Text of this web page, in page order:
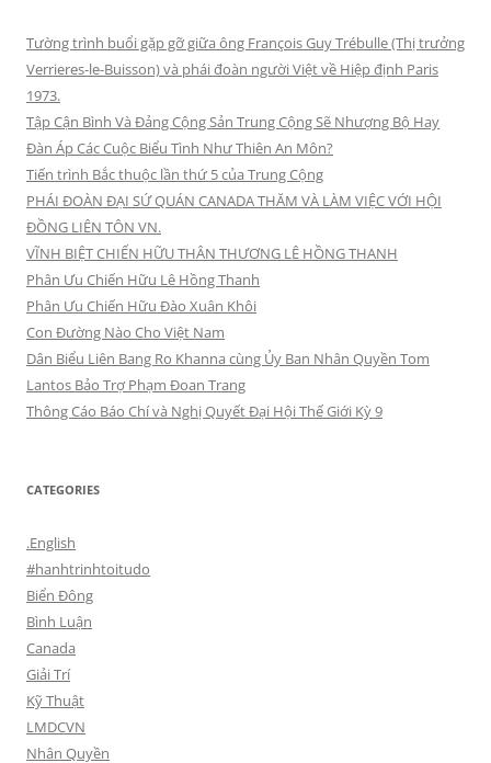
Tường trình buổi gặp gỡ giữa ông François Guy Trébulle (Thị trưởng
Verrieres-le-Buisson) và phái đoàn người Việt về Hiệp định Paris
1973.
Tập Cận Bình Và Đảng Cộng Sản Trung Cộng Sẽ Nhượng Bộ Hay
Đàn Áp Các Cuộc Biểu Tình Như Thiên An Môn?
Tiến trình Bắc thuộc lần thứ 5 của Trung Cộng
PHÁI ĐOÀN ĐẠI SỨ QUÁN CANADA THĂM VÀ LÀM VIỆC VỚI HỘI
ĐỒNG LIÊN TÔN VN.
VĨNH BIỆT CHIẾN HỮU THÂN THƯƠNG LÊ HỒNG THANH
Phân Ưu Chiến Hữu Lê Hồng Thanh
Phân Ưu Chiến Hữu Đào Xuân Khôi
Con Đường Nào Cho Việt Nam
Dân Biểu Liên Bang Ro Khanna cùng Ủy Ban Nhân Quyền Tom
Lantos Bảo Trợ Phạm Đoan Trang
Thông Cáo Báo Chí và Nghị Quyết Đại Hội Thế Giới Kỳ 9
CATEGORIES
.English
#hanhtrinhtoitudo
Biển Đông
Bình Luận
Canada
Giải Trí
Kỹ Thuật
LMDCVN
Nhân Quyền